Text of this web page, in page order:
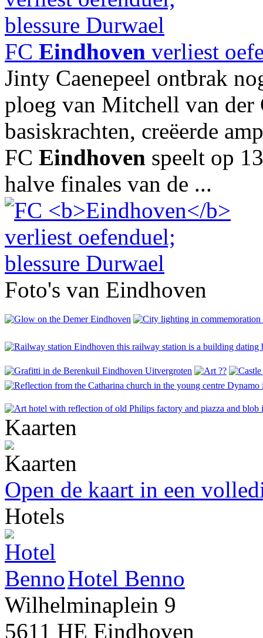
FC Eindhoven verliest
Jinty Caenepeel ontbrak
ploeg van Mitchell van der
basiskrachten, creëerde
FC Eindhoven speelt op
halve finales van de ...
Foto's van Eindhoven
Kaarten
Open de kaart in een
Hotels
Hotel Benno
Wilhelminaplein 9
5611 HE Eindhoven